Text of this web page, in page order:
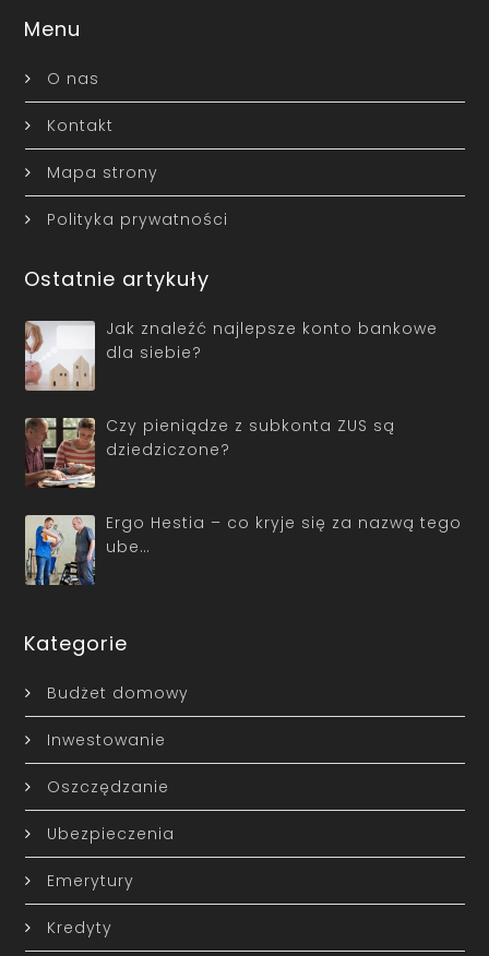
Menu
O nas
Kontakt
Mapa strony
Polityka prywatności
Ostatnie artykuły
Jak znaleźć najlepsze konto bankowe
dla siebie?
Czy pieniądze z subkonta ZUS są
dziedziczone?
Ergo Hestia – co kryje się za nazwą tego
ube…
Kategorie
Budżet domowy
Inwestowanie
Oszczędzanie
Ubezpieczenia
Emerytury
Kredyty